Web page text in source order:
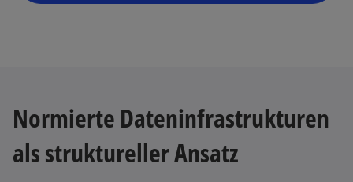
t
Normierte Dateninfrastrukturen
als struktureller Ansatz